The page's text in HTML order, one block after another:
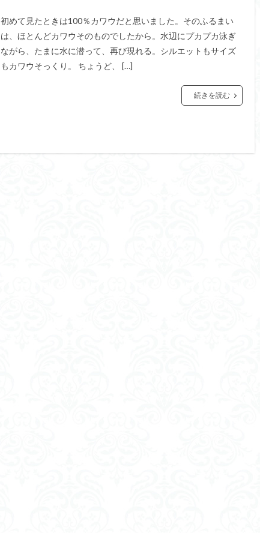
初めて見たときは100％カワウだと思いました。そのふるまい
は、ほとんどカワウそのものでしたから。水辺にプカプカ泳ぎ
ながら、たまに水に潜って、再び現れる。シルエットもサイズ
もカワウそっくり。 ちょうど、 […]
続きを読む